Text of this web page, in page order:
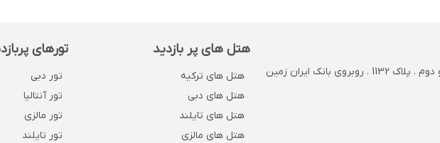
دفتر مرکزی: صادقیه . بین فلکه اول و دوم . پلاک 1132 . روبروی بانک ایران زمین
هتل های پر بازدید
هتل های ترکیه
هتل های دبی
هتل های تایلند
هتل های مالزی
تورهای
تور دبی
تور آنتالیا
تور مالزی
تور تایلند